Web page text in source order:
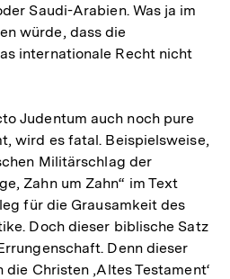
Saudi-Arabien. Was ja im
würde, dass die
internationale Recht nicht
Judentum auch noch pure
wird es fatal. Beispielsweise,
Militärschlag der
Zahn um Zahn“ im Text
für die Grausamkeit des
Doch dieser biblische Satz
Denn dieser
Christen ‚Altes Testament‘